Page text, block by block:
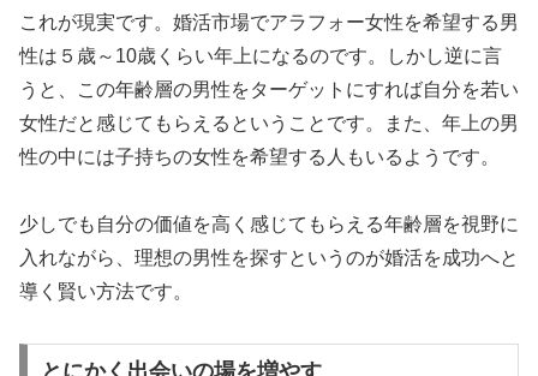
これが現実です。婚活市場でアラフォー女性を希望する男
性は５歳～10歳くらい年上になるのです。しかし逆に言
うと、この年齢層の男性をターゲットにすれば自分を若い
女性だと感じてもらえるということです。また、年上の男
性の中には子持ちの女性を希望する人もいるようです。
少しでも自分の価値を高く感じてもらえる年齢層を視野に
入れながら、理想の男性を探すというのが婚活を成功へと
導く賢い方法です。
とにかく出会いの場を増やす